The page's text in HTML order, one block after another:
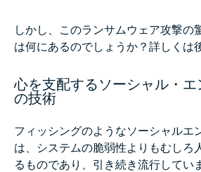
しかし、このランサムウェア攻撃の
は何にあるのでしょうか？詳しくは
心を支配するソーシャル・
の技術
フィッシングのようなソーシャルエ
は、システムの脆弱性よりもむしろ
るものであり、引き続き流行してい